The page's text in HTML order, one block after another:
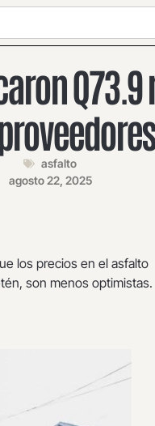
asfalto
agosto 22, 2025
los precios en el asfalto
son menos optimistas.